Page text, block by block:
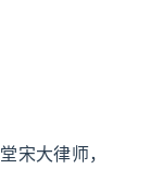
宋大律师，